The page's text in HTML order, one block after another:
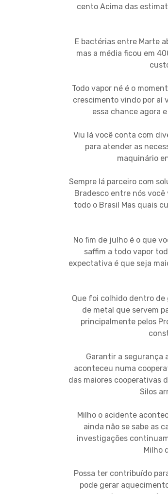
cento Acima das
E bactérias entre Marte
mas a média ficou em
Todo vapor né é o
crescimento vindo por aí
essa chance agora
Viu lá você conta com
para atender as
maquinário
Sempre lá parceiro com
Bradesco entre nós você
todo o Brasil Mas quais
No fim de julho é o que
saffim a todo vapor
expectativa é que seja
Que foi colhido dentro
de metal que servem
principalmente pelos
Garantir a segurança
aconteceu numa
das maiores cooperativas
Silos
Milho o acidente
ainda não se sabe as
investigações
Milho
Possa ter contribuído
pode gerar